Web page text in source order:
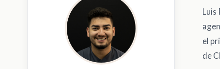
Luis
el
de